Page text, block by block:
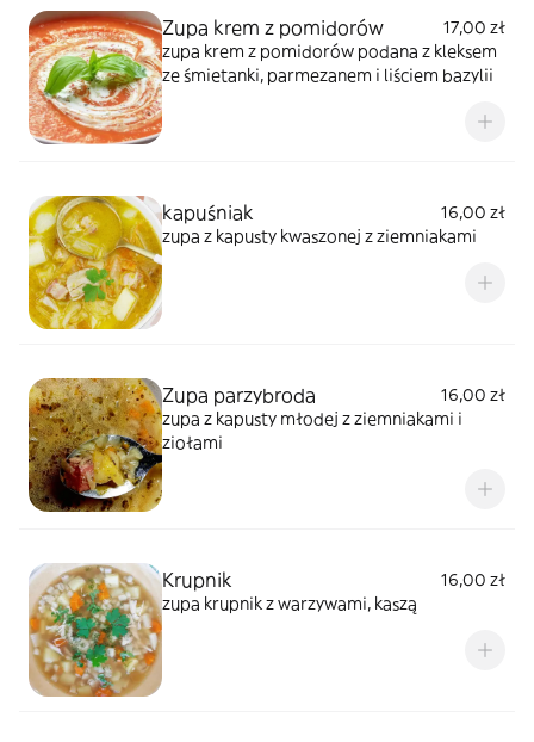
Zupa krem z pomidorów
17,00 zł
zupa krem z pomidorów podana z kleksem
ze śmietanki, parmezanem i liściem bazylii
kapuśniak
16,00 zł
zupa z kapusty kwaszonej z ziemniakami
Zupa parzybroda
16,00 zł
zupa z kapusty młodej z ziemniakami i
ziołami
Krupnik
16,00 zł
zupa krupnik z warzywami, kaszą